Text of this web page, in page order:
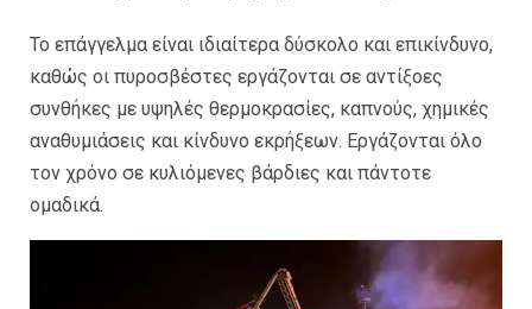
Το επάγγελμα είναι ιδιαίτερα δύσκολο και επικίνδυνο,
καθώς οι πυροσβέστες εργάζονται σε αντίξοες
συνθήκες με υψηλές θερμοκρασίες, καπνούς, χημικές
αναθυμιάσεις και κίνδυνο εκρήξεων. Εργάζονται όλο
τον χρόνο σε κυλιόμενες βάρδιες και πάντοτε
ομαδικά.